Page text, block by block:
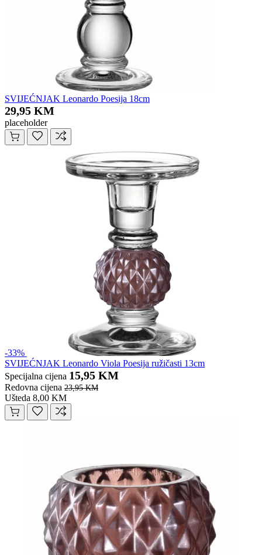
SVIJEĆNJAK Leonardo Poesija 18cm
29,95 KM
placeholder
-33%
SVIJEĆNJAK Leonardo Viola Poesija ružičasti 13cm
Specijalna cijena 15,95 KM
Redovna cijena 23,95 KM
Ušteda 8,00 KM